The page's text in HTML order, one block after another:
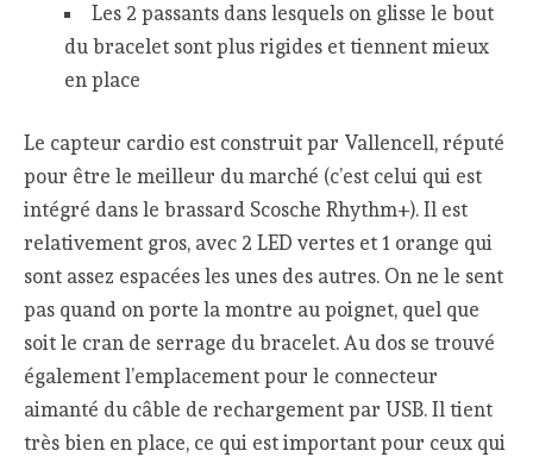
Les 2 passants dans lesquels on glisse le bout
du bracelet sont plus rigides et tiennent mieux
en place
Le capteur cardio est construit par Vallencell, réputé
pour être le meilleur du marché (c’est celui qui est
intégré dans le brassard Scosche Rhythm+). Il est
relativement gros, avec 2 LED vertes et 1 orange qui
sont assez espacées les unes des autres. On ne le sent
pas quand on porte la montre au poignet, quel que
soit le cran de serrage du bracelet. Au dos se trouvé
également l’emplacement pour le connecteur
aimanté du câble de rechargement par USB. Il tient
très bien en place, ce qui est important pour ceux qui